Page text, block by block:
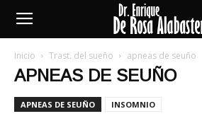
Enrique
Inicio Trast. del sueño apneas de seuño
APNEAS DE SEUÑO
APNEAS DE SEUÑO INSOMNIO